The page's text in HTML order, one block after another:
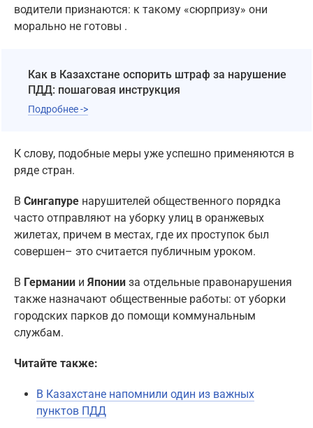
водители признаются: к такому «сюрпризу» они
морально не готовы .
Как в Казахстане оспорить штраф за нарушение
ПДД: пошаговая инструкция
Подробнее ->
К слову, подобные меры уже успешно применяются в
ряде стран.
В Сингапуре нарушителей общественного порядка
часто отправляют на уборку улиц в оранжевых
жилетах, причем в местах, где их проступок был
совершен– это считается публичным уроком.
В Германии и Японии за отдельные правонарушения
также назначают общественные работы: от уборки
городских парков до помощи коммунальным
службам.
Читайте также:
В Казахстане напомнили один из важных
пунктов ПДД